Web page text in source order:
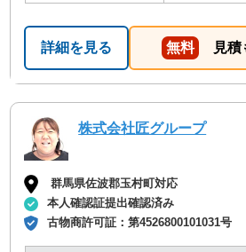
詳細を見る 無料 見積
株式会社匠グループ
群馬県佐波郡玉村町対応
本人確認証提出確認済み
古物商許可証：第4526800101031号